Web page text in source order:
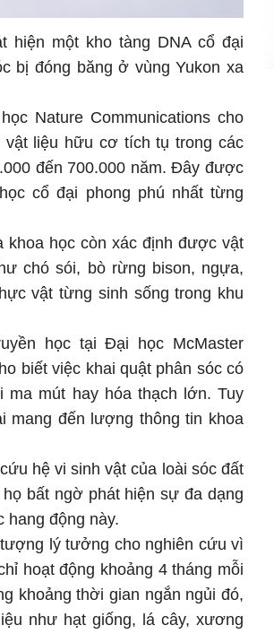
hiện một kho tàng DNA cổ đại
bị đóng băng ở vùng Yukon xa
Nature Communications cho
liệu hữu cơ tích tụ trong các
đến 700.000 năm. Đây được
cổ đại phong phú nhất từng
khoa học còn xác định được vật
chó sói, bò rừng bison, ngựa,
vật từng sinh sống trong khu
học tại Đại học McMaster
biết việc khai quật phân sóc có
ma mút hay hóa thạch lớn. Tuy
mang đến lượng thông tin khoa
hệ vi sinh vật của loài sóc đất
bất ngờ phát hiện sự đa dạng
hang động này.
lý tưởng cho nghiên cứu vì
hoạt động khoảng 4 tháng mỗi
khoảng thời gian ngắn ngủi đó,
như hạt giống, lá cây, xương